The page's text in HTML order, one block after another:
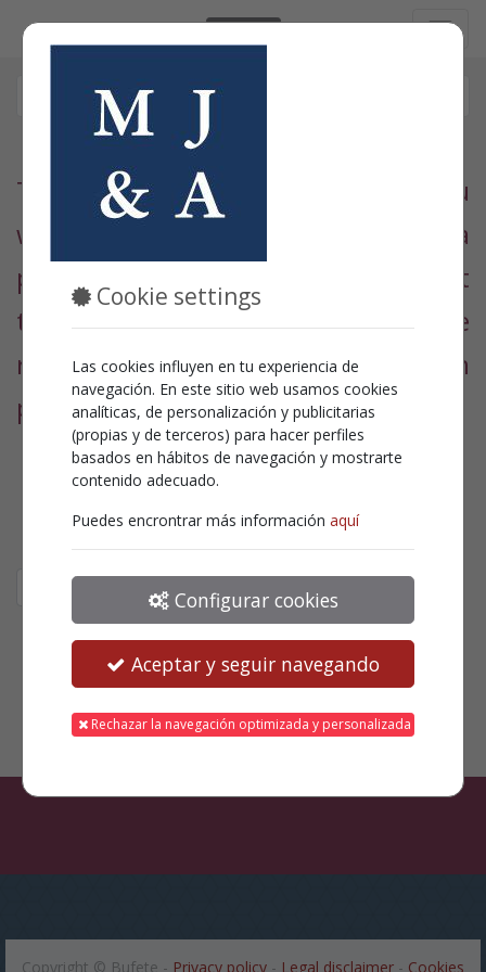
Cookie settings
Las cookies influyen en tu experiencia de
navegación. En este sitio web usamos cookies
analíticas, de personalización y publicitarias
(propias y de terceros) para hacer perfiles
basados en hábitos de navegación y mostrarte
contenido adecuado.
Puedes encrontrar más información aquí
Configurar cookies
Aceptar y seguir navegando
Rechazar la navegación optimizada y personalizada
English
To proceed with the complaint, you
will need to accept the data
protection, which you can consult at
the bottom of the page, and add the
reference code, which has been
previously provided to you.
Enter the
whistleblower code
I have read and
understand the Basic
Information on Data
Protection
New complaint
Copyright © Bufete - Privacy policy - Legal disclaimer - Cookies